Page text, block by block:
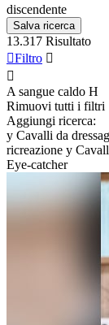
discendente
Salva ricerca
13.317 Risultato
Filtro 

A sangue caldo H
Rimuovi tutti i filtri
Aggiungi ricerca:
y Cavalli da
ricreazione y
Eye-catcher